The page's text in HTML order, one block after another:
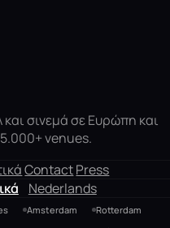
σινεμά σε Ευρώπη και
venues.
ContactPress
Nederlands
Amsterdam
Rotterdam